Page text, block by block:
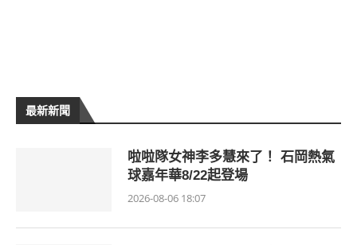
最新新聞
啦啦隊女神李多慧來了！ 石岡熱氣
球嘉年華8/22起登場
2026-08-06 18:07